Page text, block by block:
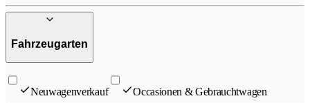
Fahrzeugarten
Neuwagenverkauf Occasionen & Gebrauchtwagen